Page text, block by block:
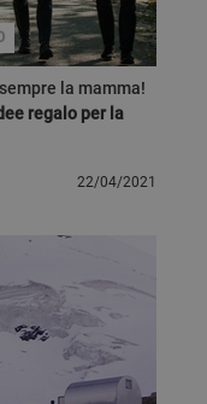
la mamma!
regalo per la
22/04/2021